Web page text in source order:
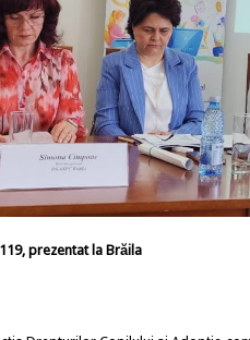
prezentat la Brăila